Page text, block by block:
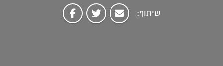
שיתוף: